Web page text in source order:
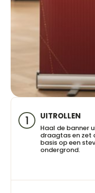
1 UITROLLEN
Haal de banner
draagtas en zet
basis op een
ondergrond.